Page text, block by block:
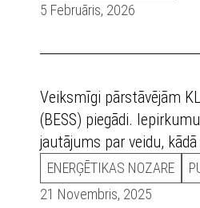
5 Februāris, 2026
Veiksmīgi pārstāvējām
(BESS) piegādi.
jautājums par veidu,
ENERĢĒTIKAS NOZARE
21 Novembris, 2025